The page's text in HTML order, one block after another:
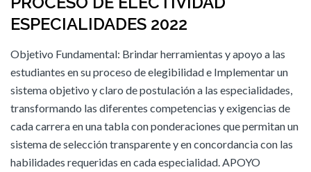
ESPECIALIDADES 2022
Objetivo Fundamental: Brindar herramientas y apoyo a las
estudiantes en su proceso de elegibilidad e Implementar un
sistema objetivo y claro de postulación a las especialidades,
transformando las diferentes competencias y exigencias de
cada carrera en una tabla con ponderaciones que permitan un
sistema de selección transparente y en concordancia con las
habilidades requeridas en cada especialidad. APOYO